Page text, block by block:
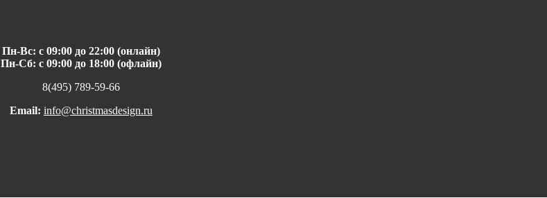
Пн-Вс: с 09:00 до 22:00 (онлайн)
Пн-Сб: с 09:00 до 18:00 (офлайн)
8(495) 789-59-66
Email: info@christmasdesign.ru